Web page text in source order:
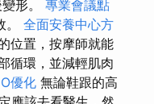
形。 專業會議點
全面安養中心方
位置，按摩師就能
循環，並減輕肌肉
優化 無論鞋跟的高